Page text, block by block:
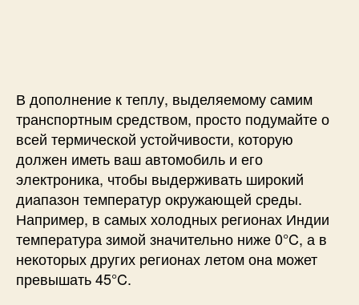
о
м
о
б
и
л
я
х
В дополнение к теплу, выделяемому самим
транспортным средством, просто подумайте о
всей термической устойчивости, которую
должен иметь ваш автомобиль и его
электроника, чтобы выдерживать широкий
диапазон температур окружающей среды.
Например, в самых холодных регионах Индии
температура зимой значительно ниже 0°C, а в
некоторых других регионах летом она может
превышать 45°C.